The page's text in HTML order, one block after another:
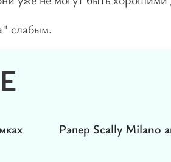
слабым.
Рэпер Scally Milano